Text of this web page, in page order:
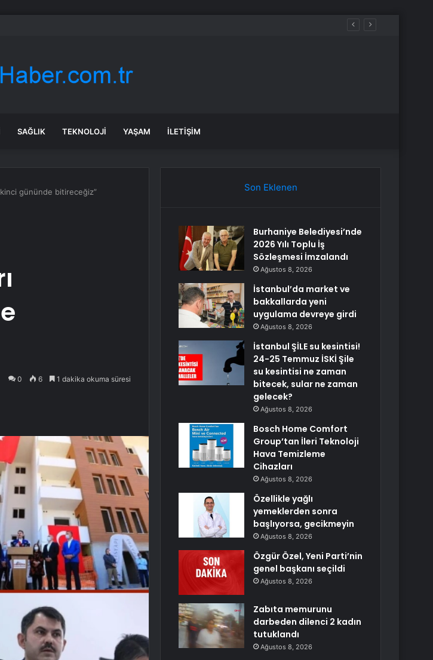
uygulama devreye girdi
SAĞLIK TEKNOLOJI YAŞAM İLETIŞIM
gününde bitireceğiz”
0 6 1 dakika okuma süresi
Son Eklenen
Burhaniye Belediyesi’nde
2026 Yılı Toplu İş
Sözleşmesi İmzalandı
Ağustos 8, 2026
İstanbul’da market ve
bakkallarda yeni
uygulama devreye girdi
Ağustos 8, 2026
İstanbul ŞİLE su kesintisi!
24-25 Temmuz İSKİ Şile
su kesintisi ne zaman
bitecek, sular ne zaman
gelecek?
Ağustos 8, 2026
Bosch Home Comfort
Group’tan İleri Teknoloji
Hava Temizleme
Cihazları
Ağustos 8, 2026
Özellikle yağlı
yemeklerden sonra
başlıyorsa, gecikmeyin
Ağustos 8, 2026
Özgür Özel, Yeni Parti’nin
genel başkanı seçildi
Ağustos 8, 2026
Zabıta memurunu
darbeden dilenci 2 kadın
tutuklandı
Ağustos 8, 2026